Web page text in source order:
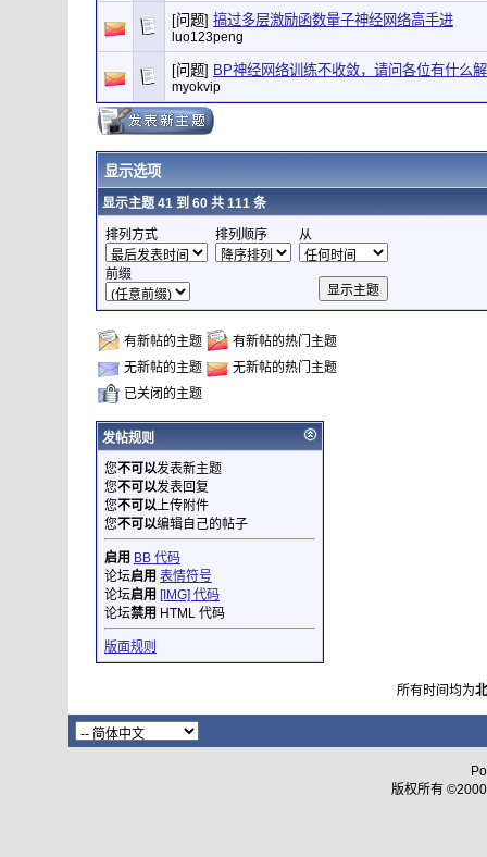
[问题] 搞过多层激励函数量子神经网络高手进
luo123peng
[问题] BP神经网络训练不收敛，请问各位有什么
myokvip
显示选项
显示主题 41 到 60 共 111 条
排列方式 排列顺序 从
前缀
有新帖的主题
有新帖的热门主题
无新帖的主题
无新帖的热门主题
已关闭的主题
发帖规则
您不可以发表新主题
您不可以发表回复
您不可以上传附件
您不可以编辑自己的帖子
启用 BB 代码
论坛启用 表情符号
论坛启用 [IMG] 代码
论坛禁用 HTML 代码
版面规则
所有时间均为
版权所有